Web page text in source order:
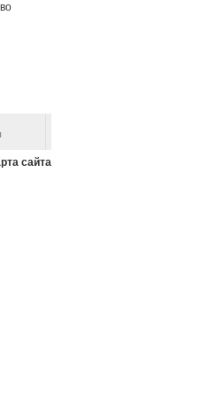
сайта